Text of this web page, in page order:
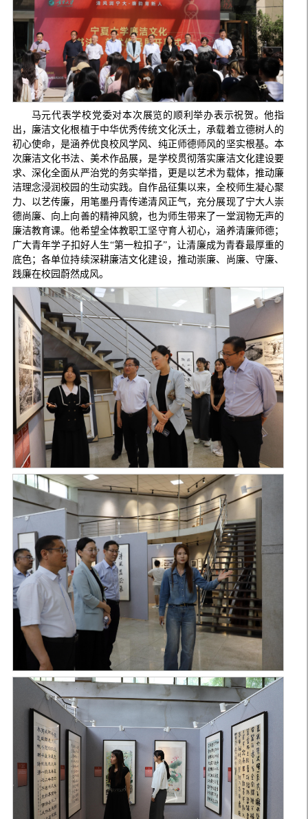
马元代表学校党委对本次展览的顺利举办表示祝贺。他指
出，廉洁文化根植于中华优秀传统文化沃土，承载着立德树人的
初心使命，是涵养优良校风学风、纯正师德师风的坚实根基。本
次廉洁文化书法、美术作品展，是学校贯彻落实廉洁文化建设要
求、深化全面从严治党的务实举措，更是以艺术为载体，推动廉
洁理念浸润校园的生动实践。自作品征集以来，全校师生凝心聚
力、以艺传廉，用笔墨丹青传递清风正气，充分展现了宁大人崇
德尚廉、向上向善的精神风貌，也为师生带来了一堂润物无声的
廉洁教育课。他希望全体教职工坚守育人初心，涵养清廉师德；
广大青年学子扣好人生“第一粒扣子”，让清廉成为青春最厚重的
底色；各单位持续深耕廉洁文化建设，推动崇廉、尚廉、守廉、
践廉在校园蔚然成风。